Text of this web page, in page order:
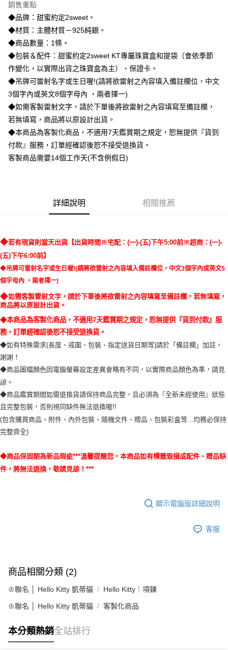
合作金庫商業銀行
華南商業銀行
上海商業儲蓄銀行
國泰世華商業銀行
臺灣中小企業銀行
台中商業銀行
匯豐（台灣）商業銀行
華泰商業銀行
聯邦商業銀行
遠東國際商業銀行
元大商業銀行
永豐商業銀行
玉山商業銀行
星展（台灣）商業銀行
台新國際商業銀行
中國信託商業銀行
台灣樂天信用卡公司
6 期 0 利率 每期
華南商業銀行
上海商業儲蓄銀行
國泰世華商業銀行
兆豐國際商業銀行
臺灣中小企業銀行
台中商業銀行
匯豐（台灣）商業銀行
華泰商業銀行
聯邦商業銀行
元大商業銀行
永豐商業銀行
玉山商業銀行
星展（台灣）商業銀行
台新國際商業銀行
台灣樂天信用卡公司
LINE Pay
Apple Pay
街口支付
悠遊付
ATM付款
運送方式
宅配
每筆NT$80，滿NT$1,000(含以上)免運費
銷售重點
◆品牌：甜蜜約定2sweet。
◆材質：主體材質－925純銀。
◆商品數量：1條。
◆包裝＆配件：甜蜜約定2sweet KT專屬珠寶盒和提袋（會依季節
作變化，以實際出貨之珠寶盒為主）、保證卡。
◆吊牌可雷射名字或生日喔!(請將欲雷射之內容填入備註欄位，中文
3個字內或英文8個字母內 ，兩者擇一)
◆如需客製雷射文字，請於下單後將欲雷射之內容填寫至備註欄，
若無填寫，商品將以原設計出貨。
◆本商品為客製化商品，不適用7天鑑賞期之規定，恕無提供『貨到
付款』服務，訂單經確認後恕不接受退換貨。
客製商品需要14個工作天(不含例假日)
詳細說明 相關推薦
◆若有現貨則當天出貨【出貨時間※宅配：(一)-(五)下午5:00前※超商：(一)-
(五)下午6:00前】
◆吊牌可雷射名字或生日喔!(請將欲雷射之內容填入備註欄位， 中文3個字內或英文5
個字母內 ，兩者擇一)
◆如需客製雷射文字，請於下單後將欲雷射之內容填寫至備註欄，若無填寫，
商品將以原設計出貨。
◆本商品為客製化商品，不適用7天鑑賞期之規定，恕無提供『貨到付款』服
務，訂單經確認後恕不接受退換貨。
◆如有特殊需求(長度、戒圍、包裝、指定送貨日期等)請於「備註欄」加註，
謝謝！
◆商品圖檔顏色因電腦螢幕設定差異會略有不同，以實際商品顏色為準，請見
諒。
◆商品鑑賞期間如需退換貨請保持商品完整，且必須為『全新未經使用』狀態
且完整包裝，否則視同缺件無法退換喔!!
(包含購買商品、附件、內外包裝、隨機文件、贈品、包裝彩盒等...均務必保持
完整齊全)
◆商品保固期為新品瑕疵***溫馨提醒您，本商品如有標籤毀損或配件、贈品缺
件，將無法退換，敬請見諒！***
顯示電腦版詳細說明
客服
商品相關分類 (2)
♔聯名 │ Hello Kitty 凱蒂貓 Hello Kitty｜項鍊
♔聯名 │ Hello Kitty 凱蒂貓 客製化商品
本分類熱銷全站排行